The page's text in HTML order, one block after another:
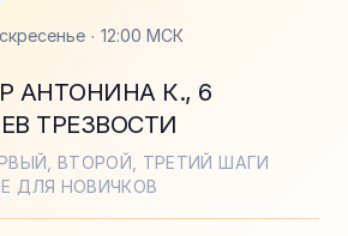
· 12:00 МСК
АНТОНИНА К., 6
ТРЕЗВОСТИ
ВТОРОЙ, ТРЕТИЙ ШАГИ
ДЛЯ НОВИЧКОВ